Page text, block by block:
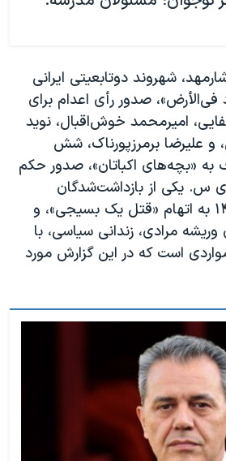
شهروند دوتابعیتی ایرانی
فی‌الأرض»، صدور رأی اعدام برای
امیرمحمد خوش‌اقبال، نوید
و علیرضا برمرزپورناک، شش
«بچه‌های اکباتان»، صدور حکم
س. یکی از بازداشت‌شدگان
اعتراضات سراسری ۱۴۰۱ به اتهام «قتل یک بسیجی»، و
مرادی، زندانی سیاسی، با
است که در این گزارش مورد